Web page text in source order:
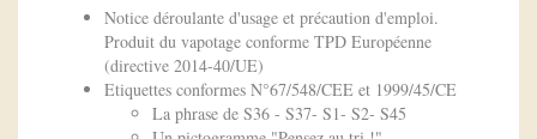
Notice déroulante d'usage et précaution d'emploi.
Produit du vapotage conforme TPD Européenne
(directive 2014-40/UE)
Etiquettes conformes N°67/548/CEE et 1999/45/CE
La phrase de S36 - S37- S1- S2- S45